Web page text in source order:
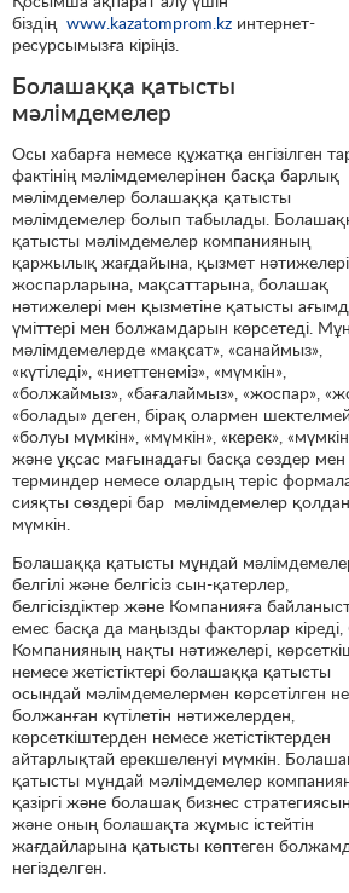
біздің www.kazatomprom.kz интернет-
ресурсымызға кіріңіз.
Болашаққа қатысты
мәлімдемелер
Осы хабарға немесе құжатқа енгізілген
фактінің мәлімдемелерінен басқа барлық
мәлімдемелер болашаққа қатысты
мәлімдемелер болып табылады.
қатысты мәлімдемелер компанияның
қаржылық жағдайына, қызмет
жоспарларына, мақсаттарына, болашақ
нәтижелері мен қызметіне қатысты
үміттері мен болжамдарын көрсетеді.
мәлімдемелерде «мақсат», «санаймыз»,
«күтіледі», «ниеттенеміз», «мүмкін»,
«болжаймыз», «бағалаймыз», «жоспар»,
«болады» деген, бірақ олармен
«болуы мүмкін», «мүмкін», «керек»,
және ұқсас мағынадағы басқа сөздер мен
терминдер немесе олардың теріс
сияқты сөздері бар мәлімдемелер
мүмкін.
Болашаққа қатысты мұндай
белгілі және белгісіз сын-қатерлер,
белгісіздіктер және Компанияға
емес басқа да маңызды факторлар кіреді,
Компанияның нақты нәтижелері,
немесе жетістіктері болашаққа қатысты
осындай мәлімдемелермен көрсетілген
болжанған күтілетін нәтижелерден,
көрсеткіштерден немесе жетістіктерден
айтарлықтай ерекшеленуі мүмкін.
қатысты мұндай мәлімдемелер
қазіргі және болашақ бизнес
және оның болашақта жұмыс істейтін
жағдайларына қатысты көптеген
негізделген.